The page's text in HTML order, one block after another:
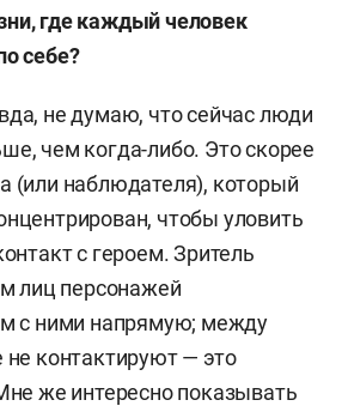
где каждый человек
себе?
не думаю, что сейчас люди
чем когда-либо. Это скорее
(или наблюдателя), который
чтобы уловить
с героем. Зритель
лиц персонажей
с ними напрямую; между
не контактируют — это
же интересно показывать